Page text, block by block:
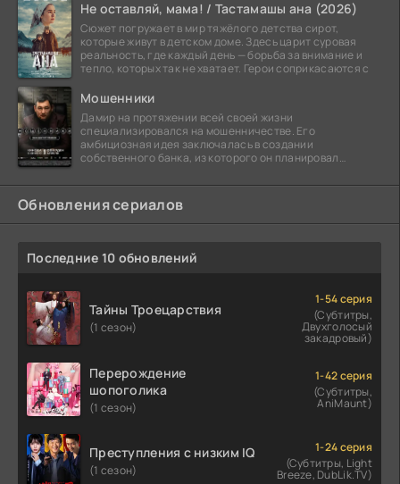
Не оставляй, мама! / Тастамашы ана (2026)
Сюжет погружает в мир тяжёлого детства сирот,
которые живут в детском доме. Здесь царит суровая
реальность, где каждый день — борьба за внимание и
тепло, которых так не хватает. Герои соприкасаются с
Мошенники
Дамир на протяжении всей своей жизни
специализировался на мошенничестве. Его
амбициозная идея заключалась в создании
собственного банка, из которого он планировал
Обновления сериалов
Последние 10 обновлений
Тайны Троецарствия
(1 сезон)
1-54 серия
(Субтитры,
Двухголосый
закадровый)
Перерождение
шопоголика
(1 сезон)
1-42 серия
(Субтитры,
AniMaunt)
Преступления с низким IQ
(1 сезон)
1-24 серия
(Субтитры, Light
Breeze, DubLik.TV)